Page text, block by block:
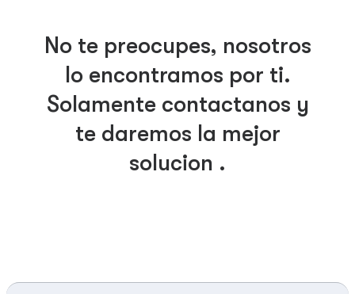
No te preocupes, nosotros
lo encontramos por ti.
Solamente contáctanos y
te daremos la mejor
solución .